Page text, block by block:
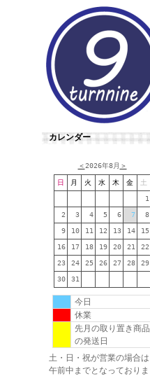
カレンダー
＜2026年8月 ＞
日 月 火 水 木 金 土
1
2 3 4 5 6 7 8
9 10 11 12 13 14 15
16 17 18 19 20 21 22
23 24 25 26 27 28 29
30 31
今日
休業
先月の取り置き商品
の発送日
土・日・祝が営業の場合は
午前中までとなっておりま